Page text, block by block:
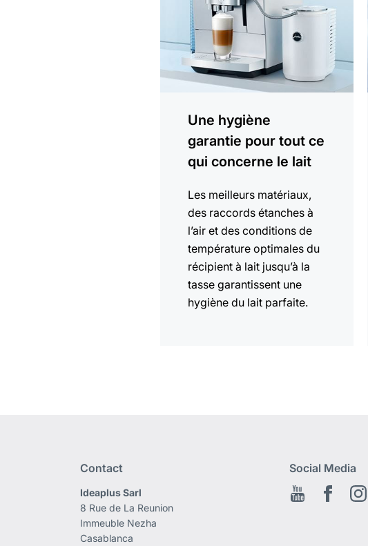
Une hygiène
garantie pour tout ce
qui concerne le lait
Les meilleurs matériaux,
des raccords étanches à
l’air et des conditions de
température optimales du
récipient à lait jusqu’à la
tasse garantissent une
hygiène du lait parfaite.
Contact
Ideaplus Sarl
8 Rue de La Reunion
Immeuble Nezha
Casablanca
Social Media
Youtube